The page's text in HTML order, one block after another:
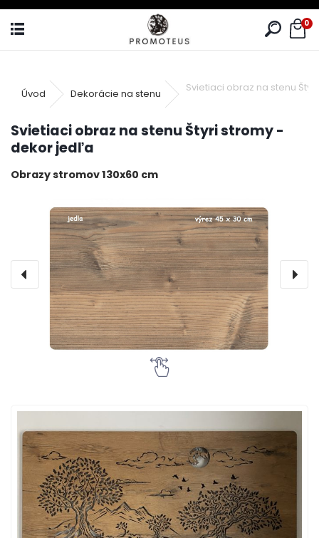
0
Úvod Dekorácie na stenu
Svietiaci obraz na stenu
Svietiaci obraz na stenu Štyri stromy -
dekor jedľa
Obrazy stromov 130x60 cm